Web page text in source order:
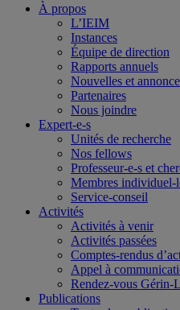
À propos
L’IEIM
Instances
Équipe de direction
Rapports annuels
Nouvelles et
Partenaires
Nous joindre
Expert-e-s
Unités de recherche
Nos fellows
Professeur-e-s et
Membres individuel-
Service-conseil
Activités
Activités à venir
Activités passées
Comptes-rendus
Appel à
Rendez-vous Gérin-
Publications